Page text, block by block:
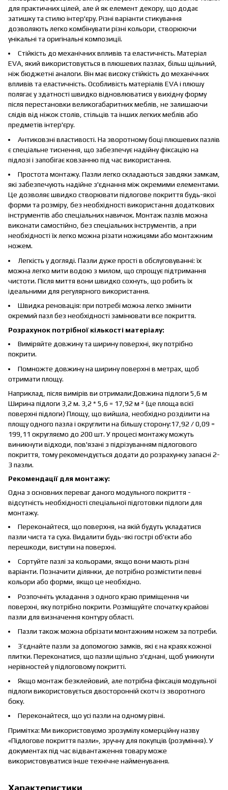
для практичних цілей, але й як елемент декору, що додає
затишку та стилю інтер'єру. Різні варіанти стикування
дозволяють легко комбінувати різні кольори, створюючи
унікальні та оригінальні композиції.
Стійкість до механічних впливів та еластичність. Матеріал
EVA, який використовується в плюшевих пазлах, більш щільний,
ніж бюджетні аналоги. Він має високу стійкість до механічних
впливів та еластичність. Особливість матеріалів EVA і плюшу
полягає у здатності швидко відновлюватися у вихідну форму
після перестановки великогабаритних меблів, не залишаючи
слідів від ніжок столів, стільців та інших легких меблів або
предметів інтер'єру.
Антиковзні властивості. На зворотному боці плюшевих пазлів
є спеціальне тиснення, що забезпечує надійну фіксацію на
підлозі і запобігає ковзанню під час використання.
Простота монтажу. Пазли легко складаються завдяки замкам,
які забезпечують надійне з'єднання між окремими елементами.
Це дозволяє швидко створювати підлогове покриття будь-якої
форми та розміру, без необхідності використання додаткових
інструментів або спеціальних навичок. Монтаж пазлів можна
виконати самостійно, без спеціальних інструментів, а при
необхідності їх легко можна різати ножицями або монтажним
ножем.
Легкість у догляді. Пазли дуже прості в обслуговуванні: їх
можна легко мити водою з милом, що спрощує підтримання
чистоти. Після миття вони швидко сохнуть, що робить їх
ідеальними для регулярного використання.
Швидка реновація: при потребі можна легко змінити
окремий пазл без необхідності замінювати все покриття.
Розрахунок потрібної кількості матеріалу:
Виміряйте довжину та ширину поверхні, яку потрібно
покрити.
Помножте довжину на ширину поверхні в метрах, щоб
отримати площу.
Наприклад, після вимірів ви отримали:Довжина підлоги 5,6 м
Ширина підлоги 3,2 м. 3,2 * 5,6 = 17,92 м ² (це площа всієї
поверхні підлоги) Площу, що вийшла, необхідно розділити на
площу одного пазла і округлити на більшу сторону:17,92 / 0,09 =
199,11 округляємо до 200 шт. У процесі монтажу можуть
виникнути відходи, пов'язані з підрізуванням підлогового
покриття, тому рекомендується додати до розрахунку запасні 2-
3 пазли.
Рекомендації для монтажу:
Одна з основних переваг даного модульного покриття -
відсутність необхідності спеціальної підготовки підлоги для
монтажу.
Переконайтеся, що поверхня, на якій будуть укладатися
пазли чиста та суха. Видалити будь-які гострі об'єкти або
перешкоди, виступи на поверхні.
Сортуйте пазлі за кольорами, якщо вони мають різні
варіанти. Позначити ділянки, де потрібно розмістити певні
кольори або форми, якщо це необхідно.
Розпочніть укладання з одного краю приміщення чи
поверхні, яку потрібно покрити. Розміщуйте спочатку крайові
пазли для визначення контуру області.
Пазли також можна обрізати монтажним ножем за потреби.
З’єднайте пазли за допомогою замків, які є на краях кожної
плитки. Переконатися, що пазли щільно з'єднані, щоб уникнути
нерівностей у підлоговому покритті.
Якщо монтаж безклейовий, але потрібна фіксація модульної
підлоги використовується двосторонній скотч із зворотного
боку.
Переконайтеся, що усі пазли на одному рівні.
Примітка: Ми використовуємо зрозумілу комерційну назву
«Підлогове покриття пазли», зручну для покупців (розуміння). У
документах під час відвантаження товару може
використовуватися інше технічне найменування.
Характеристики